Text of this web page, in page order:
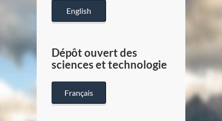
English
Dépôt ouvert des
sciences et technologie
Français